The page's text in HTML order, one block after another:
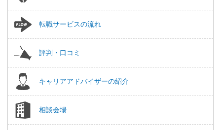
転職サービスの流れ
評判・口コミ
キャリアアドバイザーの紹介
相談会場